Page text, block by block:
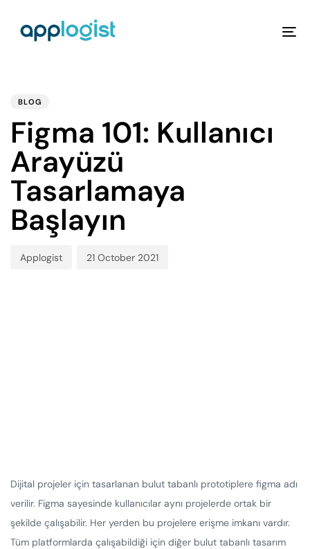
BLOG
Figma 101: Kullanıcı
Arayüzü
Tasarlamaya
Başlayın
Applogist 21 October 2021
Dijital projeler için tasarlanan bulut tabanlı prototiplere figma adı
verilir. Figma sayesinde kullanıcılar aynı projelerde ortak bir
şekilde çalışabilir. Her yerden bu projelere erişme imkanı vardır.
Tüm platformlarda çalışabildiği için diğer bulut tabanlı tasarım